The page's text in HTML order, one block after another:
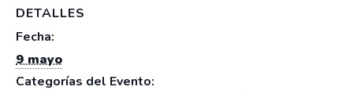
DETALLES
Fecha:
9 mayo
Categorías del Evento: